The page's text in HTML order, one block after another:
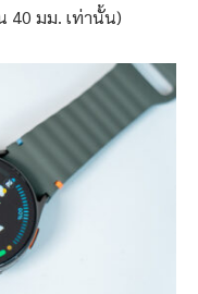
40 มม. เท่านั้น)